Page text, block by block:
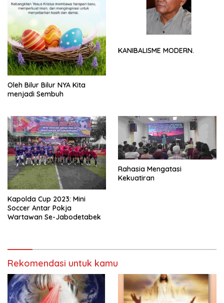
Oleh Bilur Bilur NYA Kita
menjadi Sembuh
KANIBALISME MODERN.
Kapolda Cup 2023: Mini
Soccer Antar Pokja
Wartawan Se-Jabodetabek
Rahasia Mengatasi
Kekuatiran
Rekomendasi untuk kamu